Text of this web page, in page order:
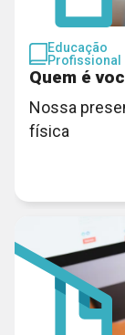
Educação
Profissional
Quem é
Nossa
física